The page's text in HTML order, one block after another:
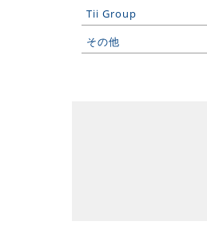
Tii Group
その他